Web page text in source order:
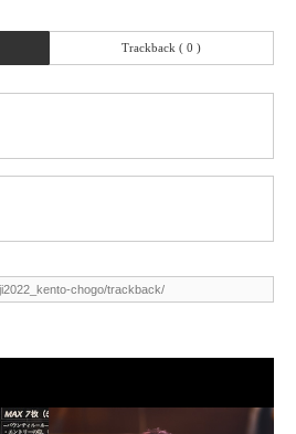
Trackback ( 0 )